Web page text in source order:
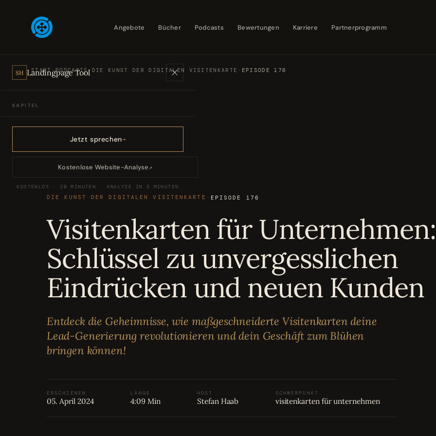
Angebote Bücher Podcasts Bewertungen Karriere Partnerprogramm
SH Landingpage Tool
KAPITEL
01 Angebote
Podcasts
Bewertungen
Karriere
Partnerprogramm
Jetzt sprechen
Kostenlose Website-Analyse↗
KOSTENLOS · 20 MINUTEN · ANALYSE IN 3 MINUTEN
START ·PODCASTS· DIE KUNST DER DIGITALEN VISITENKARTE · EPISODE 176
DIE KUNST DER DIGITALEN VISITENKARTE · EPISODE 176
Visitenkarten für
Schlüssel zu unvergesslichen
Eindrücken und neuen Kunden
Entdeck die Geheimnisse, wie maßgeschneiderte Visitenkarten deine
Lead-Generierung revolutionieren und dein Geschäft zum Blühen
bringen können!
ERSCHIENEN
05. April 2024
LÄNGE
4:09 Min
HOST
Stefan Haab
SCHWERPUNKT
visitenkarten für unternehmen